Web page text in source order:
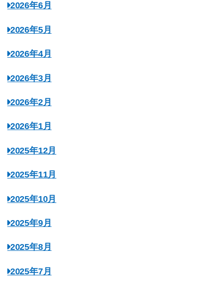
2026年6月
2026年5月
2026年4月
2026年3月
2026年2月
2026年1月
2025年12月
2025年11月
2025年10月
2025年9月
2025年8月
2025年7月